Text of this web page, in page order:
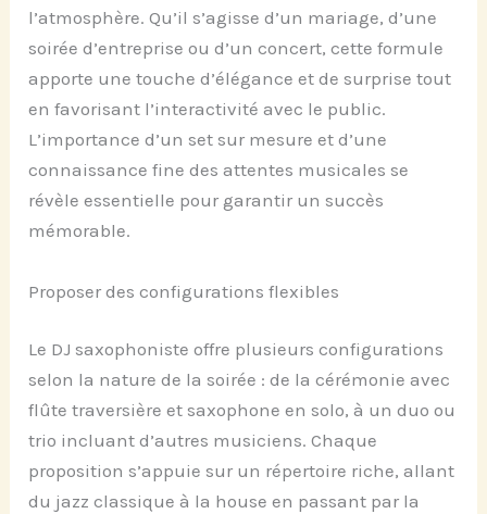
l’atmosphère. Qu’il s’agisse d’un mariage, d’une
soirée d’entreprise ou d’un concert, cette formule
apporte une touche d’élégance et de surprise tout
en favorisant l’interactivité avec le public.
L’importance d’un set sur mesure et d’une
connaissance fine des attentes musicales se
révèle essentielle pour garantir un succès
mémorable.
Proposer des configurations flexibles
Le DJ saxophoniste offre plusieurs configurations
selon la nature de la soirée : de la cérémonie avec
flûte traversière et saxophone en solo, à un duo ou
trio incluant d’autres musiciens. Chaque
proposition s’appuie sur un répertoire riche, allant
du jazz classique à la house en passant par la